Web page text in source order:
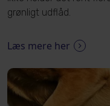
grønligt udflåd.
Læs mere her